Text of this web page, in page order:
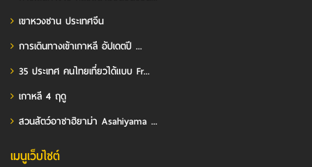
เขาหวงซาน ประเทศจีน
การเดินทางเข้าเกาหลี อัปเดตปี ...
35 ประเทศ คนไทยเที่ยวได้แบบ Fr...
เกาหลี 4 ฤดู
สวนสัตว์อาซาฮิยาม่า Asahiyama ...
เมนูเว็บไซต์